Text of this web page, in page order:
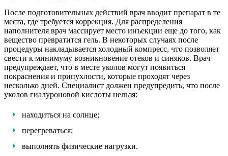
После подготовительных действий врач вводит препарат в те
места, где требуется коррекция. Для распределения
наполнителя врач массирует место инъекции еще до того, как
вещество превратится гель. В некоторых случаях после
процедуры накладывается холодный компресс, что позволяет
свести к минимуму возникновение отеков и синяков. Врач
предупреждает, что в месте уколов могут появиться
покраснения и припухлости, которые проходят через
несколько дней. Специалист должен предупредить, что после
уколов гиалуроновой кислоты нельзя:
находиться на солнце;
перегреваться;
выполнять физические нагрузки.